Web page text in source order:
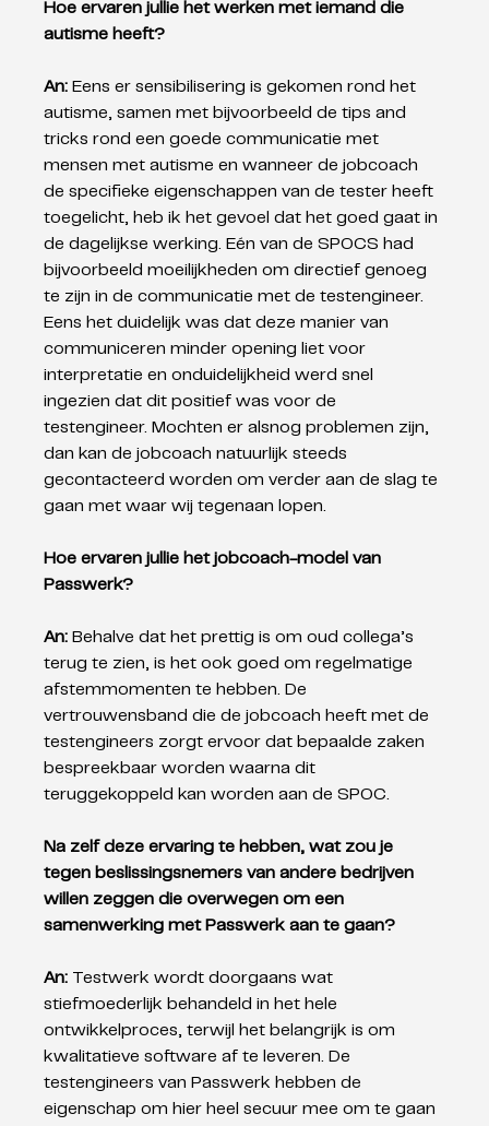
Hoe ervaren jullie het werken met iemand die
autisme heeft?
An: Eens er sensibilisering is gekomen rond het
autisme, samen met bijvoorbeeld de tips and
tricks rond een goede communicatie met
mensen met autisme en wanneer de jobcoach
de specifieke eigenschappen van de tester heeft
toegelicht, heb ik het gevoel dat het goed gaat in
de dagelijkse werking. Eén van de SPOCS had
bijvoorbeeld moeilijkheden om directief genoeg
te zijn in de communicatie met de testengineer.
Eens het duidelijk was dat deze manier van
communiceren minder opening liet voor
interpretatie en onduidelijkheid werd snel
ingezien dat dit positief was voor de
testengineer. Mochten er alsnog problemen zijn,
dan kan de jobcoach natuurlijk steeds
gecontacteerd worden om verder aan de slag te
gaan met waar wij tegenaan lopen.
Hoe ervaren jullie het jobcoach-model van
Passwerk?
An: Behalve dat het prettig is om oud collega’s
terug te zien, is het ook goed om regelmatige
afstemmomenten te hebben. De
vertrouwensband die de jobcoach heeft met de
testengineers zorgt ervoor dat bepaalde zaken
bespreekbaar worden waarna dit
teruggekoppeld kan worden aan de SPOC.
Na zelf deze ervaring te hebben, wat zou je
tegen beslissingsnemers van andere bedrijven
willen zeggen die overwegen om een
samenwerking met Passwerk aan te gaan?
An: Testwerk wordt doorgaans wat
stiefmoederlijk behandeld in het hele
ontwikkelproces, terwijl het belangrijk is om
kwalitatieve software af te leveren. De
testengineers van Passwerk hebben de
eigenschap om hier heel secuur mee om te gaan